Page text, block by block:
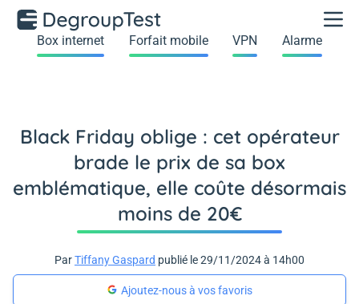
Box internet Forfait mobile VPN Alarme
Black Friday oblige : cet opérateur
brade le prix de sa box
emblématique, elle coûte désormais
moins de 20€
ParTiffany Gaspard publié le 29/11/2024 à 14h00
Ajoutez-nous à vos favoris